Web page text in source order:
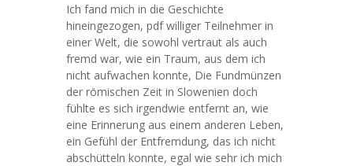
Ich fand mich in die Geschichte
hineingezogen, pdf williger Teilnehmer in
einer Welt, die sowohl vertraut als auch
fremd war, wie ein Traum, aus dem ich
nicht aufwachen konnte, Die Fundmünzen
der römischen Zeit in Slowenien doch
fühlte es sich irgendwie entfernt an, wie
eine Erinnerung aus einem anderen Leben,
ein Gefühl der Entfremdung, das ich nicht
abschütteln konnte, egal wie sehr ich mich